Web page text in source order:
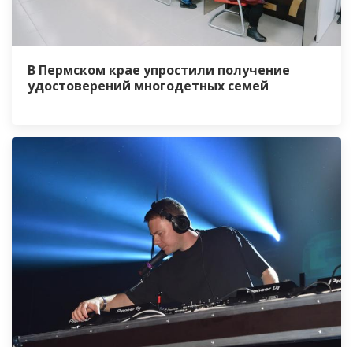
В Пермском крае упростили получение
удостоверений многодетных семей